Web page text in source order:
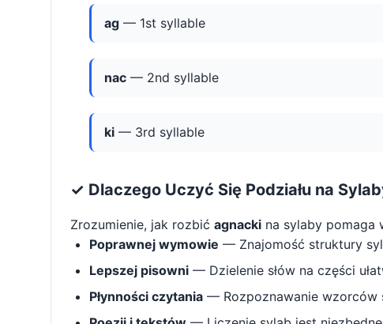
ag — 1st syllable
nac — 2nd syllable
ki — 3rd syllable
✓ Dlaczego Uczyć Się Podziału na
Zrozumienie, jak rozbić agnacki na sylaby pomaga
Poprawnej wymowie — Znajomość struktury
Lepszej pisowni — Dzielenie słów na części
Płynności czytania — Rozpoznawanie wzorców